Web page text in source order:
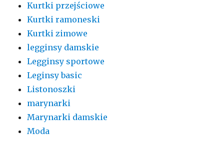
Kurtki przejściowe
Kurtki ramoneski
Kurtki zimowe
legginsy damskie
Legginsy sportowe
Leginsy basic
Listonoszki
marynarki
Marynarki damskie
Moda